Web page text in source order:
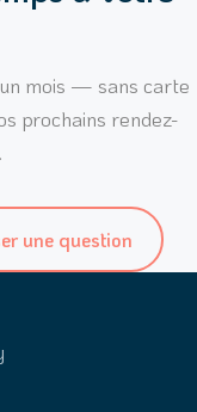
mois — sans carte
prochains rendez-
une question